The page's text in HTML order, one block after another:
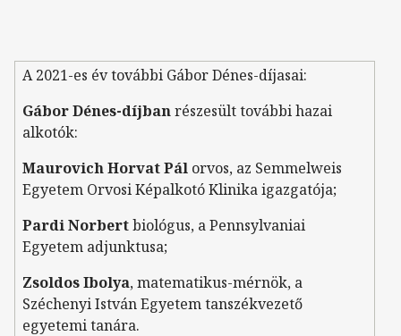
A 2021-es év további Gábor Dénes-díjasai:
Gábor Dénes-díjbanrészesült további hazai
alkotók:
Maurovich Horvat Pál orvos, az Semmelweis
Egyetem Orvosi Képalkotó Klinika igazgatója;
Pardi Norbertbiológus, a Pennsylvaniai
Egyetem adjunktusa;
Zsoldos Ibolya, matematikus-mérnök, a
Széchenyi István Egyetem tanszékvezető
egyetemi tanára.